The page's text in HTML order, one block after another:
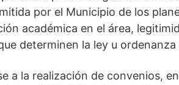
por el Municipio de los
académica en el área,
determinen la ley u ordenanza
a la realización de convenios,